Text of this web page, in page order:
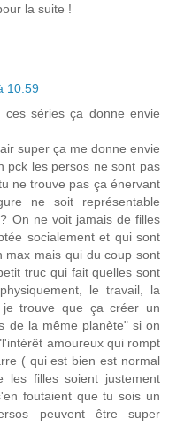
la suite !
10:59
séries ça donne envie
super ça me donne envie
pck les persos ne sont pas
ne trouve pas ça énervant
ne soit représentable
On ne voit jamais de filles
socialement et qui sont
max mais qui du coup sont
truc qui fait quelles sont
le travail, la
trouve que ça créer un
de la même planète" si on
amoureux qui rompt
( qui est bien est normal
filles soient justement
foutaient que tu sois un
peuvent être super